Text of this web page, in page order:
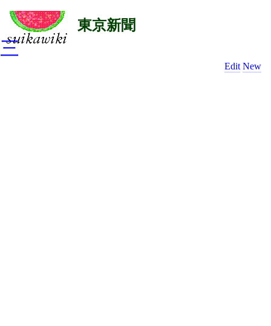
東京新聞
Edit New
三